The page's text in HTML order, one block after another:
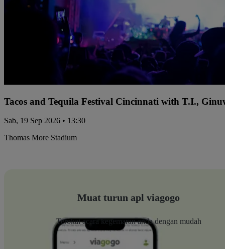
Tacos and Tequila Festival Cincinnati with T.I.,
Sab, 19 Sep 2026 • 13:30
Thomas More Stadium
Muat turun apl viagogo
Terokai acara kegemaran anda dengan mudah